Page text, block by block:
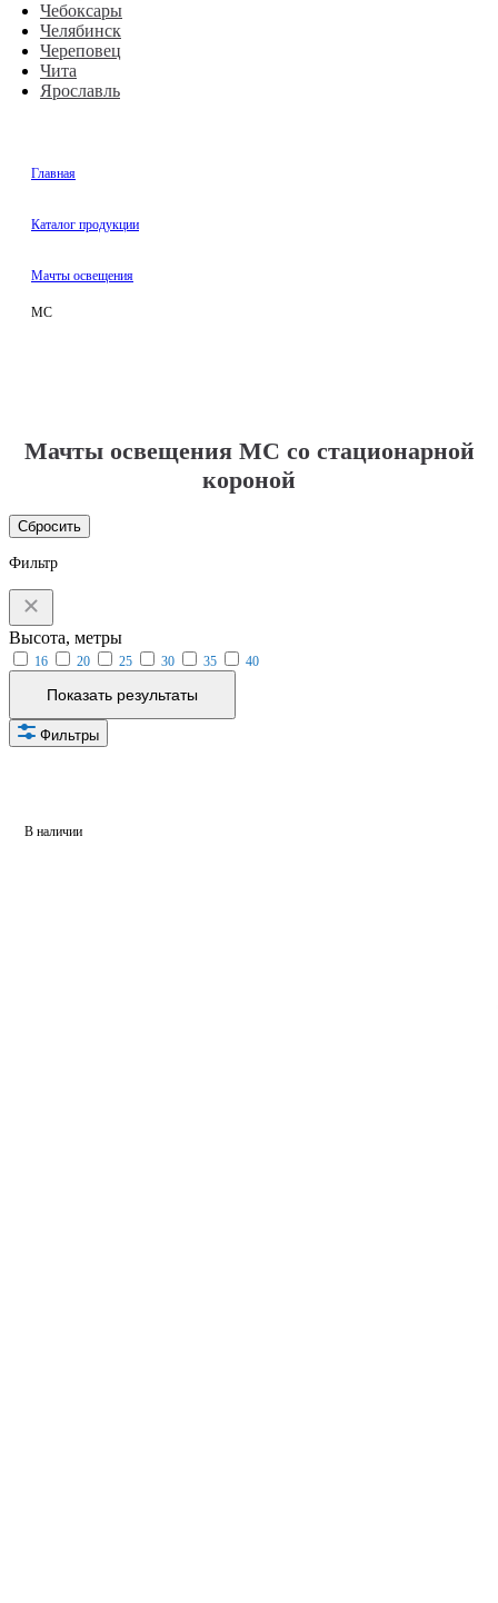
Чебоксары
Челябинск
Череповец
Чита
Ярославль
Главная
Каталог продукции
Мачты освещения
МС
Мачты освещения МС со стационарной
короной
Сбросить
Фильтр
Высота, метры
16 20 25 30 35 40
Показать результаты
Фильтры
В наличии